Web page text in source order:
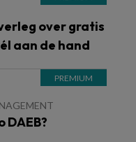
over gratis
aan de hand
DAEB?